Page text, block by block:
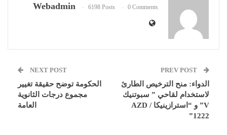
Webadmin 6198 Posts 0 Comments
الدواء: منح الترخيص الطارئ
لاستخدام لقاحي ” سبوتنيك
V” و “استرازينيكا / AZD
1222”
NEXT POST
الحكومة توضح حقيقة تغيير
مجموع درجات الثانوية
العامة